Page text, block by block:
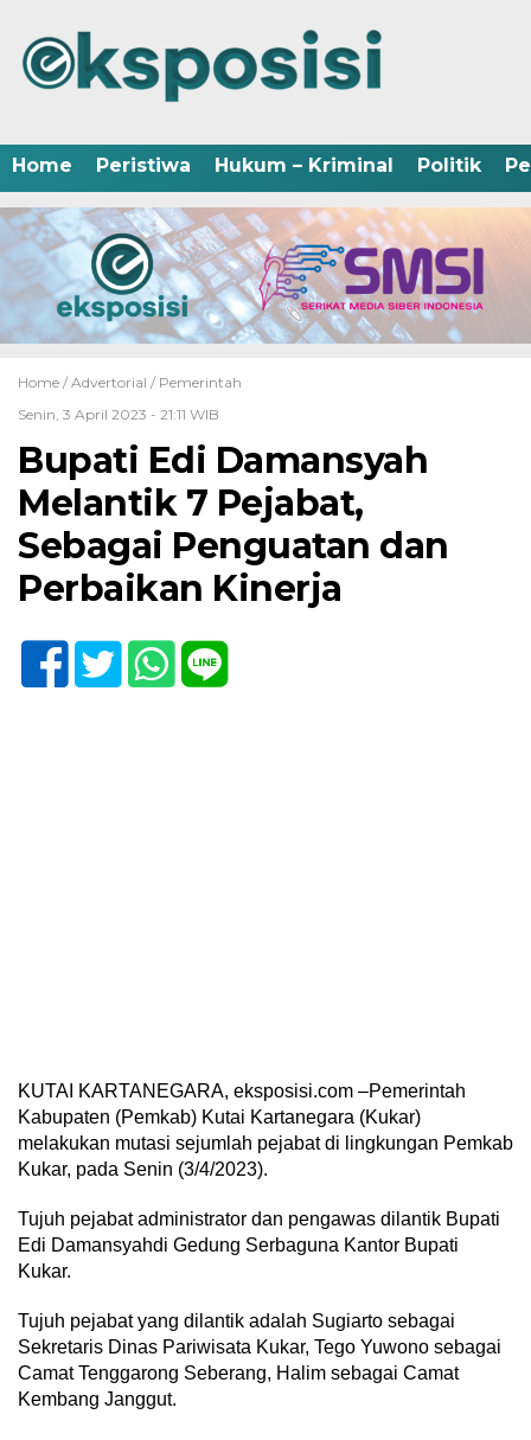
Home Peristiwa Hukum – Kriminal Politik
Home / Advertorial / Pemerintah
Senin, 3 April 2023 - 21:11 WIB
Bupati Edi Damansyah
Melantik 7 Pejabat,
Sebagai Penguatan dan
Perbaikan Kinerja
KUTAI KARTANEGARA, eksposisi.com –Pemerintah
Kabupaten (Pemkab) Kutai Kartanegara (Kukar)
melakukan mutasi sejumlah pejabat di lingkungan Pemkab
Kukar, pada Senin (3/4/2023).
Tujuh pejabat administrator dan pengawas dilantik Bupati
Edi Damansyahdi Gedung Serbaguna Kantor Bupati
Kukar.
Tujuh pejabat yang dilantik adalah Sugiarto sebagai
Sekretaris Dinas Pariwisata Kukar, Tego Yuwono sebagai
Camat Tenggarong Seberang, Halim sebagai Camat
Kembang Janggut.